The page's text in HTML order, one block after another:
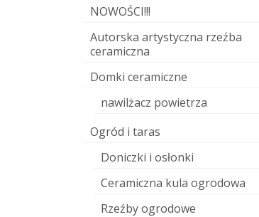
NOWOŚCI!!!
Autorska artystyczna rzeźba
ceramiczna
Domki ceramiczne
nawilżacz powietrza
Ogród i taras
Doniczki i osłonki
Ceramiczna kula ogrodowa
Rzeźby ogrodowe